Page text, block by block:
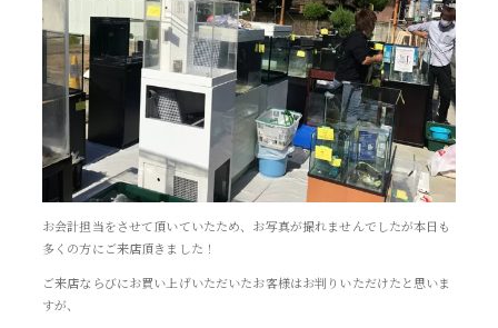
お会計担当をさせて頂いていたため、お写真が撮れませんでしたが本日も
多くの方にご来店頂きました！
ご来店ならびにお買い上げいただいたお客様はお判りいただけたと思いま
すが、